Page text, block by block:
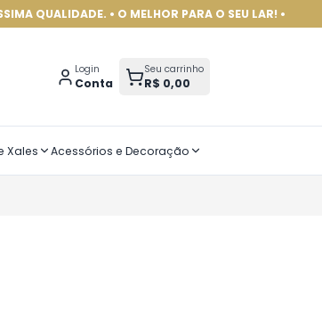
• O MELHOR PARA O SEU LAR! •
Login
Conta
Seu carrinho
R$ 0,00
Xales Acessórios e Decoração